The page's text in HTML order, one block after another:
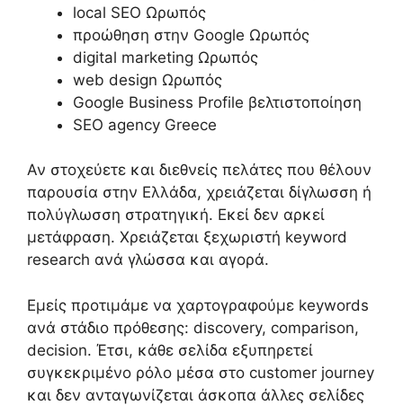
local SEO Ωρωπός
προώθηση στην Google Ωρωπός
digital marketing Ωρωπός
web design Ωρωπός
Google Business Profile βελτιστοποίηση
SEO agency Greece
Αν στοχεύετε και διεθνείς πελάτες που θέλουν
παρουσία στην Ελλάδα, χρειάζεται δίγλωσση ή
πολύγλωσση στρατηγική. Εκεί δεν αρκεί
μετάφραση. Χρειάζεται ξεχωριστή keyword
research ανά γλώσσα και αγορά.
Εμείς προτιμάμε να χαρτογραφούμε keywords
ανά στάδιο πρόθεσης: discovery, comparison,
decision. Έτσι, κάθε σελίδα εξυπηρετεί
συγκεκριμένο ρόλο μέσα στο customer journey
και δεν ανταγωνίζεται άσκοπα άλλες σελίδες